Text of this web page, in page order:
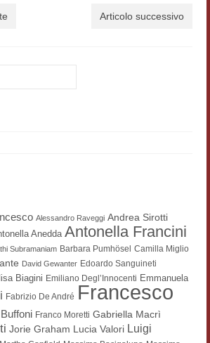
Latin Archive
DH
DH
DEMM
della canzone
Articolo successivo
Alessandro Raveggi Andrea Sirotti
Anedda Antonella Francini
Subramaniam Barbara Pumhösel Camilla Miglio
David Gewanter Edoardo Sanguineti
Biagini Emiliano Degl’Innocenti Emmanuela
Fabrizio De André Francesco
Franco Moretti Gabriella Macrì
Jorie Graham Lucia Valori Luigi